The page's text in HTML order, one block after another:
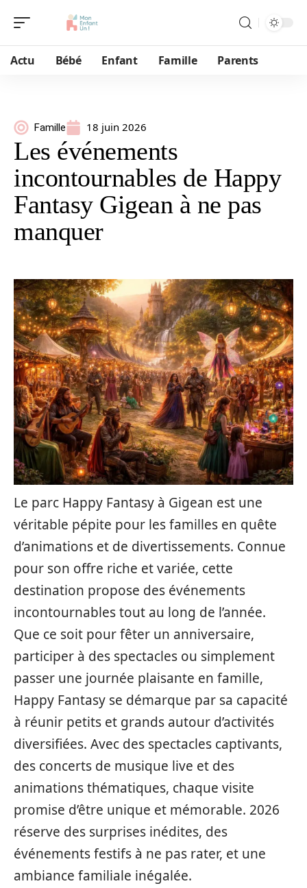
Actu Bébé Enfant Famille Parents
Famille 18 juin 2026
Les événements
incontournables de Happy
Fantasy Gigean à ne pas
manquer
Le parc Happy Fantasy à Gigean est une
véritable pépite pour les familles en quête
d’animations et de divertissements. Connue
pour son offre riche et variée, cette
destination propose des événements
incontournables tout au long de l’année.
Que ce soit pour fêter un anniversaire,
participer à des spectacles ou simplement
passer une journée plaisante en famille,
Happy Fantasy se démarque par sa capacité
à réunir petits et grands autour d’activités
diversifiées. Avec des spectacles captivants,
des concerts de musique live et des
animations thématiques, chaque visite
promise d’être unique et mémorable. 2026
réserve des surprises inédites, des
événements festifs à ne pas rater, et une
ambiance familiale inégalée.